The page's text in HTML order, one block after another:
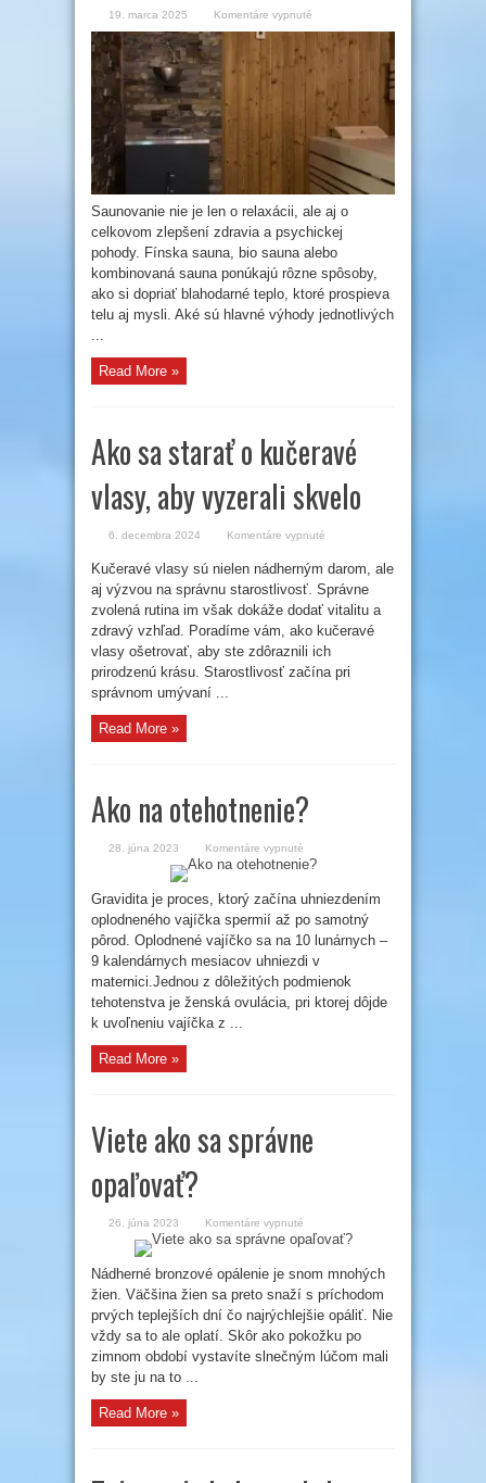
19. marca 2025 Komentáre vypnuté
životný
zaobstarať
fínsku
saunu
alebo
bio
saunu?
Saunovanie nie je len o relaxácii, ale aj o
celkovom zlepšení zdravia a psychickej
pohody. Fínska sauna, bio sauna alebo
kombinovaná sauna ponúkajú rôzne spôsoby,
ako si dopriať blahodarné teplo, ktoré prospieva
telu aj mysli. Aké sú hlavné výhody jednotlivých
...
Read More »
Ako sa starať o kučeravé
vlasy, aby vyzerali skvelo
6. decembra 2024 Komentáre vypnuté
starať
o
kučeravé
vlasy,
aby
vyzerali
Kučeravé vlasy sú nielen nádherným darom, ale
aj výzvou na správnu starostlivosť. Správne
zvolená rutina im však dokáže dodať vitalitu a
zdravý vzhľad. Poradíme vám, ako kučeravé
vlasy ošetrovať, aby ste zdôraznili ich
prirodzenú krásu. Starostlivosť začína pri
správnom umývaní ...
Read More »
Ako na otehotnenie?
28. júna 2023 Komentáre vypnuté
Ako
na
Gravidita je proces, ktorý začína uhniezdením
oplodneného vajíčka spermií až po samotný
pôrod. Oplodnené vajíčko sa na 10 lunárnych –
9 kalendárnych mesiacov uhniezdi v
maternici.Jednou z dôležitých podmienok
tehotenstva je ženská ovulácia, pri ktorej dôjde
k uvoľneniu vajíčka z ...
Read More »
Viete ako sa správne
opaľovať?
26. júna 2023 Komentáre vypnuté
Viete
ako
správne
opaľovať?
Nádherné bronzové opálenie je snom mnohých
žien. Väčšina žien sa preto snaží s príchodom
prvých teplejších dní čo najrýchlejšie opáliť. Nie
vždy sa to ale oplatí. Skôr ako pokožku po
zimnom období vystavíte slnečným lúčom mali
by ste ju na to ...
Read More »